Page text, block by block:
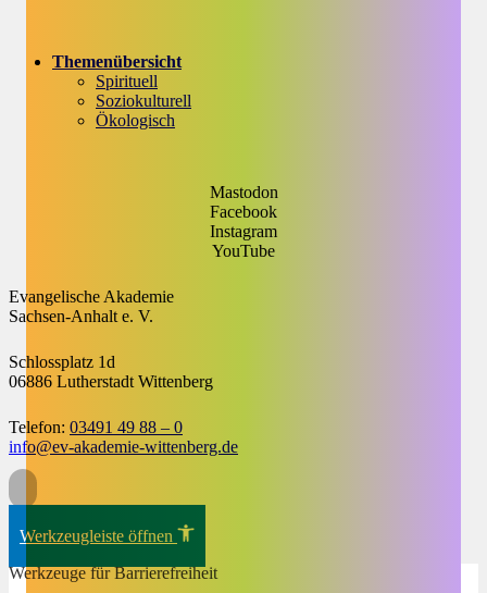
Themenübersicht
Spirituell
Soziokulturell
Ökologisch
Mastodon
Facebook
Instagram
YouTube
Evangelische Akademie
Sachsen-Anhalt e. V.
Schlossplatz 1d
06886 Lutherstadt Wittenberg
Telefon: 03491 49 88 – 0
info@ev-akademie-wittenberg.de
Werkzeugleiste öffnen
Werkzeuge für Barrierefreiheit